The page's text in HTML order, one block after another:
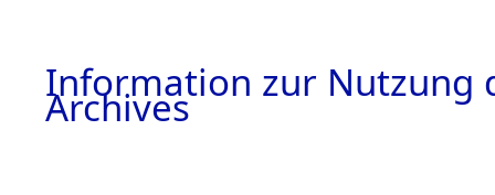
Information zur Nutzung
Archives